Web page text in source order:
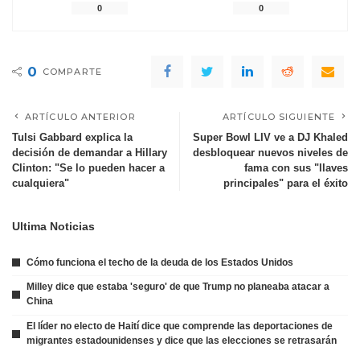
0 0
0 COMPARTE
ARTÍCULO ANTERIOR
Tulsi Gabbard explica la
decisión de demandar a Hillary
Clinton: "Se lo pueden hacer a
cualquiera"
ARTÍCULO SIGUIENTE
Super Bowl LIV ve a DJ Khaled
desbloquear nuevos niveles de
fama con sus "llaves
principales" para el éxito
Ultima Noticias
Cómo funciona el techo de la deuda de los Estados Unidos
Milley dice que estaba 'seguro' de que Trump no planeaba atacar a
China
El líder no electo de Haití dice que comprende las deportaciones de
migrantes estadounidenses y dice que las elecciones se retrasarán